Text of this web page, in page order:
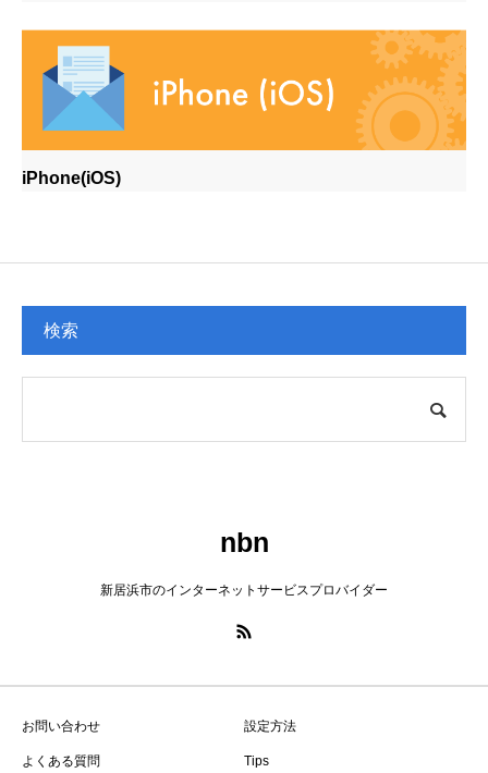
iPhone(iOS)
検索
nbn
新居浜市のインターネットサービスプロバイダー
お問い合わせ 設定方法
よくある質問 Tips